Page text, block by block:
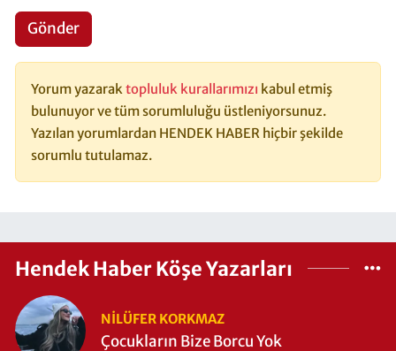
Gönder
Yorum yazarak topluluk kurallarımızı kabul etmiş
bulunuyor ve tüm sorumluluğu üstleniyorsunuz.
Yazılan yorumlardan HENDEK HABER hiçbir şekilde
sorumlu tutulamaz.
Hendek Haber Köşe Yazarları
NILÜFER KORKMAZ
Çocukların Bize Borcu Yok